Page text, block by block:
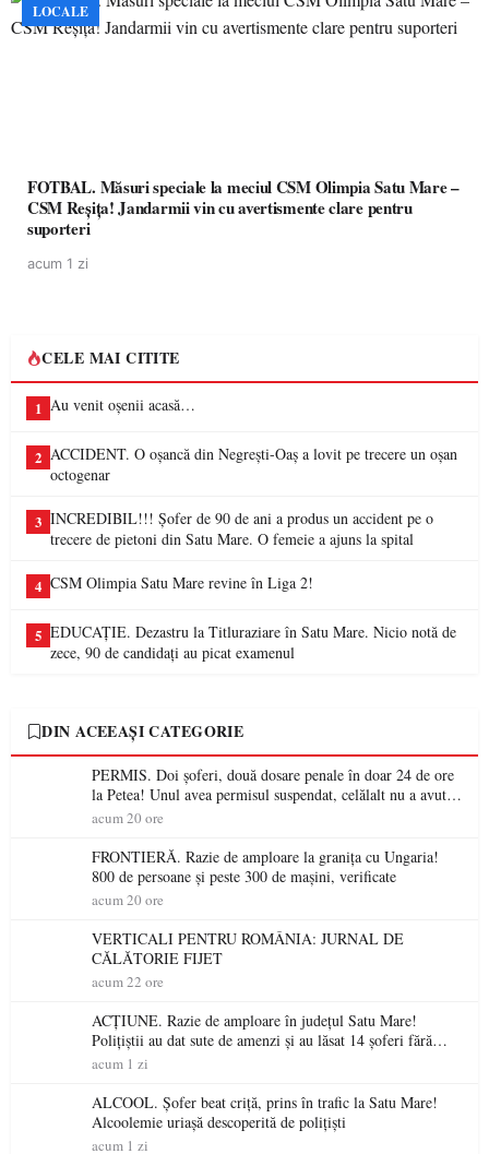
LOCALE
FOTBAL. Măsuri speciale la meciul CSM Olimpia Satu Mare –
CSM Reșița! Jandarmii vin cu avertismente clare pentru
suporteri
acum 1 zi
CELE MAI CITITE
1 Au venit oșenii acasă…
2 ACCIDENT. O oșancă din Negrești-Oaș a lovit pe trecere un oșan
octogenar
3 INCREDIBIL!!! Șofer de 90 de ani a produs un accident pe o
trecere de pietoni din Satu Mare. O femeie a ajuns la spital
4 CSM Olimpia Satu Mare revine în Liga 2!
5 EDUCAȚIE. Dezastru la Titluraziare în Satu Mare. Nicio notă de
zece, 90 de candidați au picat examenul
DIN ACEEAȘI CATEGORIE
PERMIS. Doi șoferi, două dosare penale în doar 24 de ore
la Petea! Unul avea permisul suspendat, celălalt nu a avut
niciodată permis
acum 20 ore
FRONTIERĂ. Razie de amploare la granița cu Ungaria!
800 de persoane și peste 300 de mașini, verificate
acum 20 ore
VERTICALI PENTRU ROMÂNIA: JURNAL DE
CĂLĂTORIE FIJET
acum 22 ore
ACȚIUNE. Razie de amploare în județul Satu Mare!
Polițiștii au dat sute de amenzi și au lăsat 14 șoferi fără
permis într-o singură zi
acum 1 zi
ALCOOL. Șofer beat criță, prins în trafic la Satu Mare!
Alcoolemie uriașă descoperită de polițiști
acum 1 zi